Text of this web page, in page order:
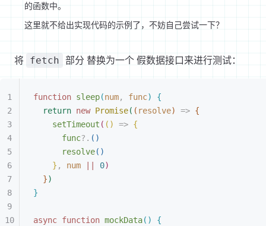
的函数中。
这里就不给出实现代码的示例了，不妨自己尝试一下？
将 fetch 部分 替换为一个 假数据接口来进行测试：
function sleep(num, func)
{
return new Promise( ( resolve) => {
setTimeout ( ( ) => {
func?. ( )
resolve( )
} , num 0)
})
}
async function mockData( )
{